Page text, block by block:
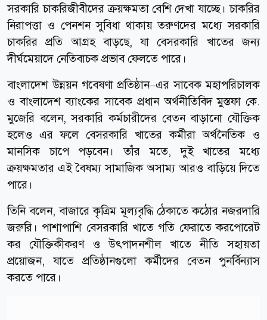
সরকারি চাকরিজীবীদের ক্রয়ক্ষমতা বেশি দেখা যাচ্ছে। চাকরির
নিরাপত্তা ও পেনশন সুবিধা থাকায় তরুণদের মধ্যে সরকারি
চাকরির প্রতি আগ্রহ বাড়ছে, যা বেসরকারি খাতের জন্য
দীর্ঘমেয়াদে নেতিবাচক প্রভাব ফেলতে পারে।
বাংলাদেশ উন্নয়ন গবেষণা প্রতিষ্ঠান–এর সাবেক মহাপরিচালক
ও বাংলাদেশ ব্যাংকের সাবেক প্রধান অর্থনীতিবিদ মুস্তফা কে.
মুজেরি বলেন, সরকারি কর্মচারীদের বেতন বাড়ানো যৌক্তিক
হলেও এর ফলে বেসরকারি খাতের কর্মীরা অর্থনৈতিক ও
মানসিক চাপে পড়বেন। তাঁর মতে, দুই খাতের মধ্যে
ক্রয়ক্ষমতার এই বৈষম্য সামাজিক অসাম্য আরও বাড়িয়ে দিতে
পারে।
তিনি বলেন, বাজারে কৃত্রিম মূল্যবৃদ্ধি ঠেকাতে কঠোর নজরদারি
জরুরি। পাশাপাশি বেসরকারি খাতে গতি ফেরাতে করপোরেট
কর যৌক্তিকীকরণ ও উৎপাদনশীল খাতে নীতি সহায়তা
প্রয়োজন, যাতে প্রতিষ্ঠানগুলো কর্মীদের বেতন পুনর্বিন্যাস
করতে পারে।